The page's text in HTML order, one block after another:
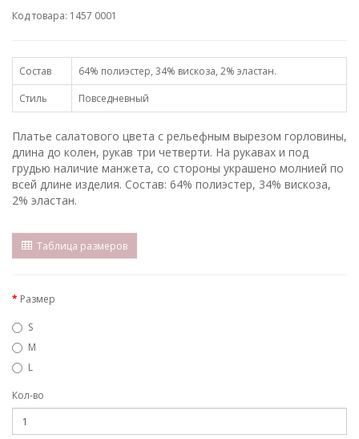
Код товара: 1457 0001
Состав
64% полиэстер, 34% вискоза, 2% эластан.
Стиль
Повседневный
Платье салатового цвета с рельефным вырезом горловины,
длина до колен, рукав три четверти. На рукавах и под
грудью наличие манжета, со стороны украшено молнией по
всей длине изделия. Состав: 64% полиэстер, 34% вискоза,
2% эластан.
Таблица размеров
Размер
S
M
L
Кол-во